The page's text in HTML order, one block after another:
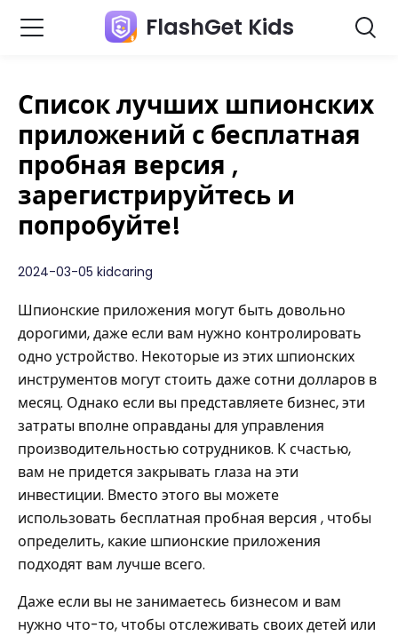
FlashGet Kids
Список лучших шпионских
приложений с бесплатная
пробная версия ,
зарегистрируйтесь и
попробуйте!
2024-03-05 kidcaring
Шпионские приложения могут быть довольно
дорогими, даже если вам нужно контролировать
одно устройство. Некоторые из этих шпионских
инструментов могут стоить даже сотни долларов в
месяц. Однако если вы представляете бизнес, эти
затраты вполне оправданы для управления
производительностью сотрудников. К счастью,
вам не придется закрывать глаза на эти
инвестиции. Вместо этого вы можете
использовать бесплатная пробная версия , чтобы
определить, какие шпионские приложения
подходят вам лучше всего.
Даже если вы не занимаетесь бизнесом и вам
нужно что-то, чтобы отслеживать своих детей или